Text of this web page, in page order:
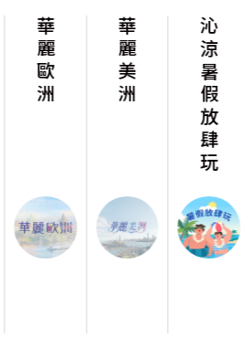
華麗歐洲 華麗美洲 沁涼暑假放肆玩